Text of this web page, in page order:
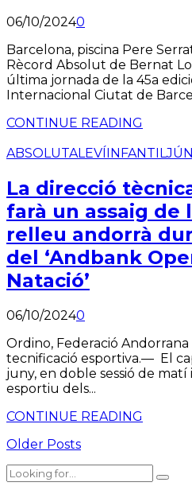
06/10/20240
Barcelona, piscina Pere
Rècord Absolut de Bernat
última jornada de la 45a
Internacional Ciutat de
CONTINUE READING
ABSOLUTALEVÍINFANTIL
La direcció
farà un assaig de
relleu andorrà
del ‘Andbank
Natació’
06/10/20240
Ordino, Federació
tecnificació esportiva.— El
juny, en doble sessió de
esportiu dels...
CONTINUE READING
Older Posts